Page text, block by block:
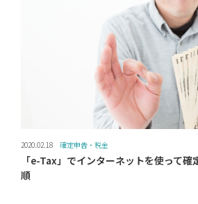
2020.02.18 確定申告・税金
「e-Tax」でインターネットを使って
順